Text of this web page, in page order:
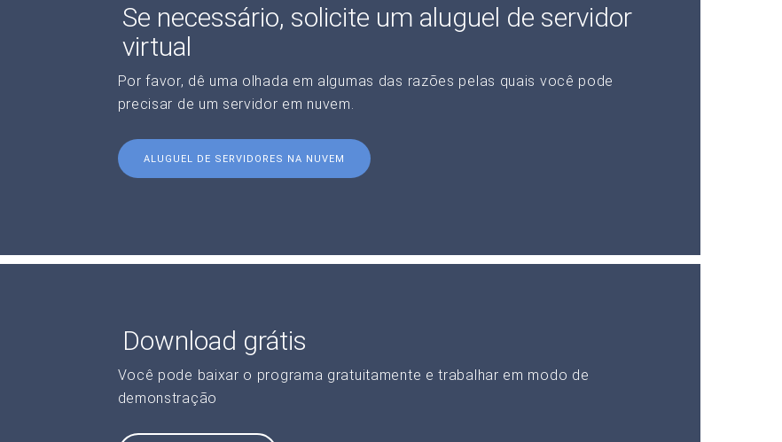
Se necessário, solicite um aluguel de servidor
virtual
Por favor, dê uma olhada em algumas das razões pelas quais você pode
precisar de um servidor em nuvem.
ALUGUEL DE SERVIDORES NA NUVEM
Download grátis
Você pode baixar o programa gratuitamente e trabalhar em modo de
demonstração